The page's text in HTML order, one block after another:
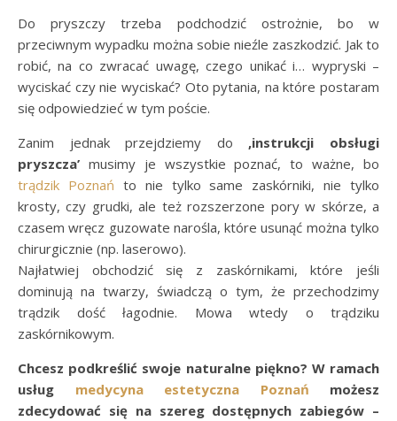
Do pryszczy trzeba podchodzić ostrożnie, bo w
przeciwnym wypadku można sobie nieźle zaszkodzić. Jak to
robić, na co zwracać uwagę, czego unikać i… wypryski –
wyciskać czy nie wyciskać? Oto pytania, na które postaram
się odpowiedzieć w tym poście.
Zanim jednak przejdziemy do ‚instrukcji obsługi
pryszcza’ musimy je wszystkie poznać, to ważne, bo
trądzik Poznań to nie tylko same zaskórniki, nie tylko
krosty, czy grudki, ale też rozszerzone pory w skórze, a
czasem wręcz guzowate narośla, które usunąć można tylko
chirurgicznie (np. laserowo).
Najłatwiej obchodzić się z zaskórnikami, które jeśli
dominują na twarzy, świadczą o tym, że przechodzimy
trądzik dość łagodnie. Mowa wtedy o trądziku
zaskórnikowym.
Chcesz podkreślić swoje naturalne piękno? W ramach
usług medycyna estetyczna Poznań możesz
zdecydować się na szereg dostępnych zabiegów –